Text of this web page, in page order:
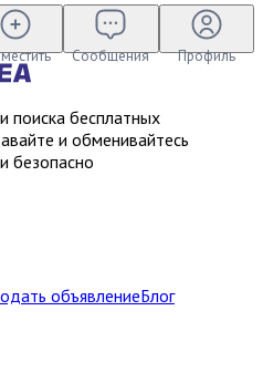
Сообщения Профиль
поиска бесплатных
и обменивайтесь
безопасно
объявлениеБлог